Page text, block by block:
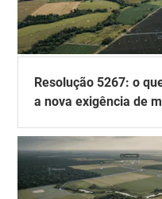
Resolução 5267: o
a nova exigência de